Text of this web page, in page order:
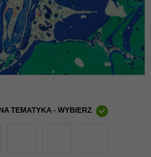
TEMATYKA - WYBIERZ